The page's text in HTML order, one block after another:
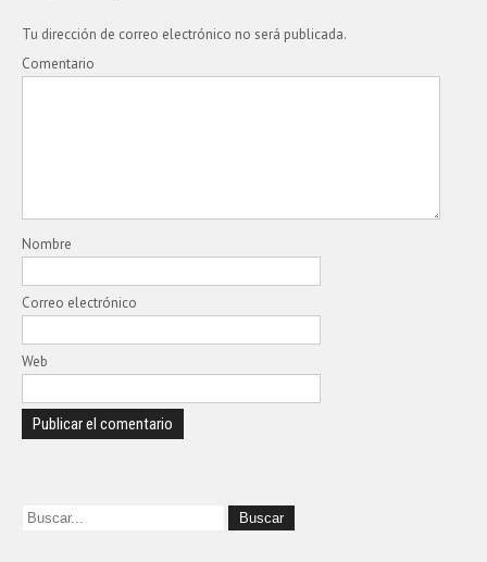
Tu dirección de correo electrónico no será publicada.
Comentario
Nombre
Correo electrónico
Web